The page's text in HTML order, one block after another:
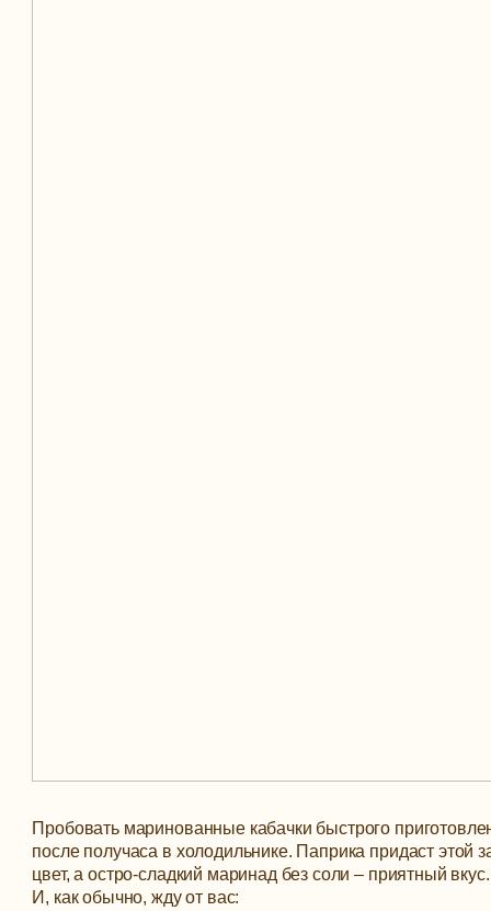
Пробовать маринованные кабачки быстрого
после получаса в холодильнике. Паприка придаст этой
цвет, а остро-сладкий маринад без соли – приятный вкус.
И, как обычно, жду от вас: